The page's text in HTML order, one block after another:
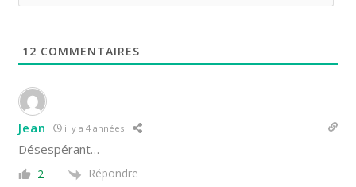
12 COMMENTAIRES
Jean il y a 4 années
Désespérant…
2 Répondre